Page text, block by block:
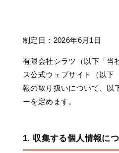
制定日：2026年6月1日
有限会社シラツ（以下「当
ス公式ウェブサイト（以下
報の取り扱いについて、以
ーを定めます。
1. 収集する個人情報に